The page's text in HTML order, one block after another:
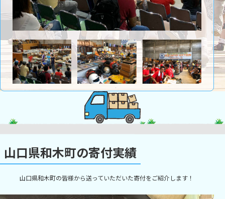
山口県和木町の寄付実績
山口県和木町の皆様から送っていただいた寄付をご紹介します！